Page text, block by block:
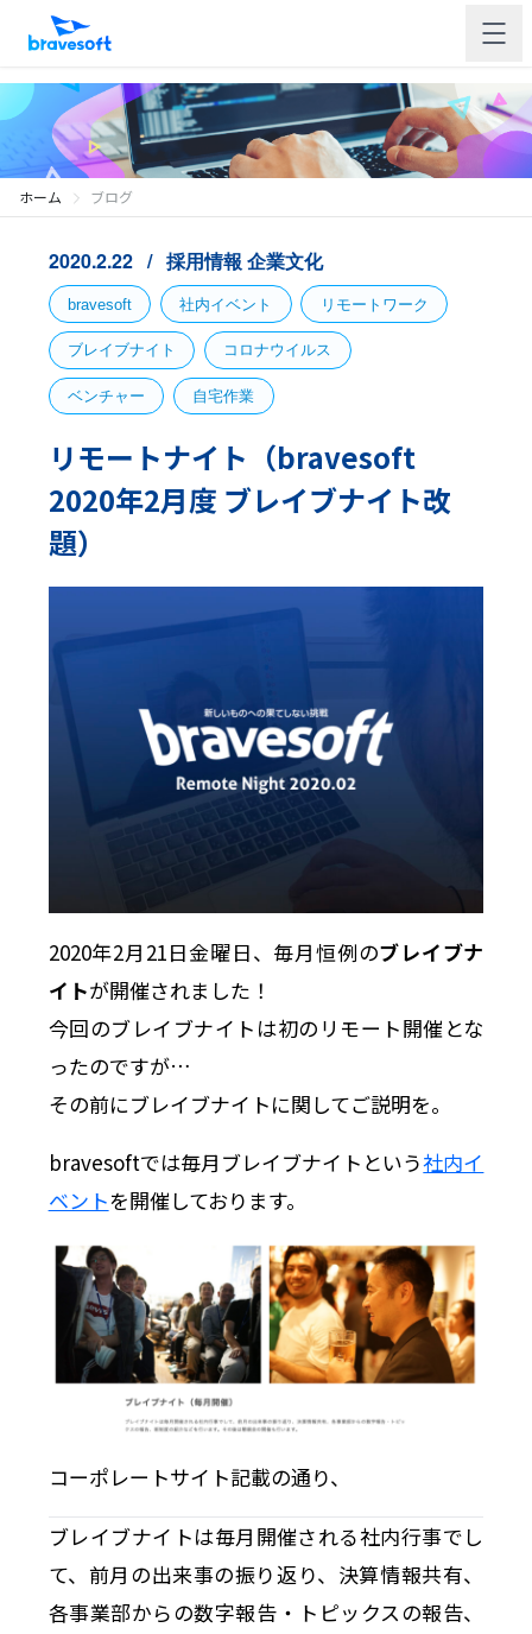
ホーム ブログ
2020.2.22 採用情報 企業文化
bravesoft 社内イベント リモートワーク
ブレイブナイト コロナウイルス
ベンチャー 自宅作業
リモートナイト（bravesoft
2020年2月度 ブレイブナイト改
題）
2020年2月21日金曜日、毎月恒例のブレイブナ
イトが開催されました！
今回のブレイブナイトは初のリモート開催とな
ったのですが…
その前にブレイブナイトに関してご説明を。
bravesoftでは毎月ブレイブナイトという社内イ
ベントを開催しております。
コーポレートサイト記載の通り、
ブレイブナイトは毎月開催される社内行事でし
て、前月の出来事の振り返り、決算情報共有、
各事業部からの数字報告・トピックスの報告、